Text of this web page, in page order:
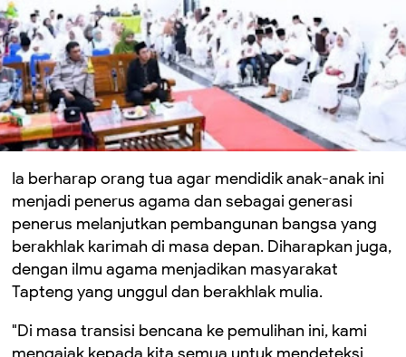
Ia berharap orang tua agar mendidik anak-anak ini
menjadi penerus agama dan sebagai generasi
penerus melanjutkan pembangunan bangsa yang
berakhlak karimah di masa depan. Diharapkan juga,
dengan ilmu agama menjadikan masyarakat
Tapteng yang unggul dan berakhlak mulia.
"Di masa transisi bencana ke pemulihan ini, kami
mengajak kepada kita semua untuk mendeteksi